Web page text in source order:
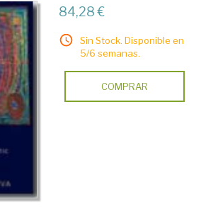
84,28 €
Sin Stock. Disponible en
5/6 semanas.
COMPRAR